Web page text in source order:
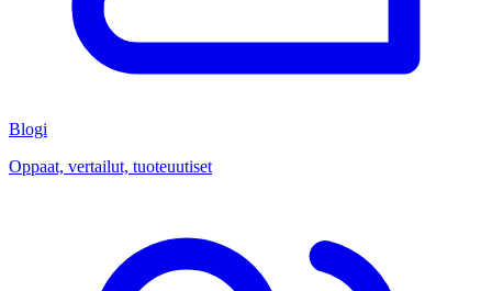
Blogi
Oppaat, vertailut, tuoteuutiset